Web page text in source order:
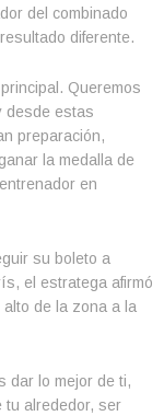
del combinado
diferente.
Queremos
desde estas
preparación,
la medalla de
en
su boleto a
el estratega afirmó
de la zona a la
dar lo mejor de ti,
tu alrededor, ser